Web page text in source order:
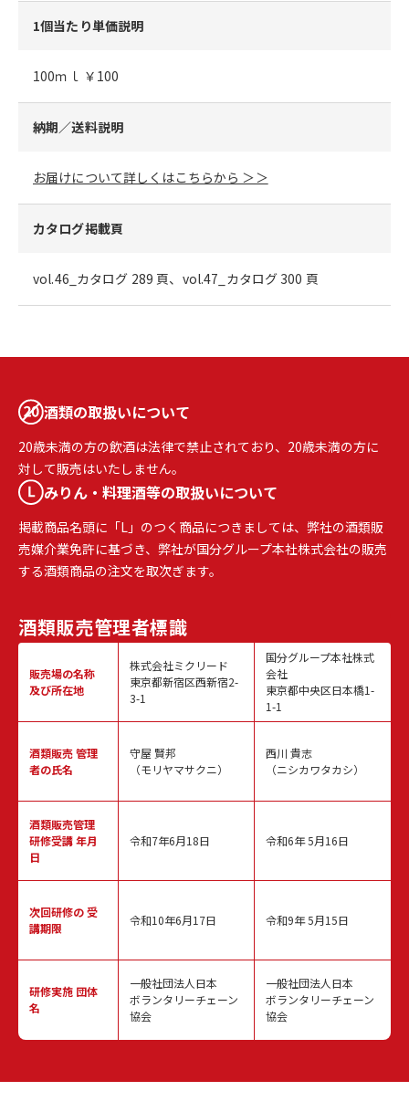
1個当たり単価説明
100ｍｌ ￥100
納期／送料説明
お届けについて詳しくはこちらから ＞＞
カタログ掲載頁
vol.46_カタログ 289 頁、vol.47_カタログ 300 頁
酒類の取扱いについて
20歳未満の方の飲酒は法律で禁止されており、20歳未満の方に
対して販売はいたしません。
みりん・料理酒等の取扱いについて
掲載商品名頭に「L」のつく商品につきましては、弊社の酒類販
売媒介業免許に基づき、弊社が国分グループ本社株式会社の販売
する酒類商品の注文を取次ぎます。
酒類販売管理者標識
販売場の名称
及び所在地
酒類販売管理
者の氏名
酒類販売管理
研修受講 年月
日
次回研修の受
講期限
研修実施 団体
名
株式会社ミクリード
東京都新宿区西新宿2-
3-1
守屋 賢邦
（モリヤマサクニ）
令和7年6月18日
令和10年6月17日
一般社団法人日本
ボランタリーチェーン
協会
国分グループ本社株式
会社
東京都中央区日本橋1-
1-1
西川 貴志
（ニシカワタカシ）
令和6年 5月16日
令和9年 5月15日
一般社団法人日本
ボランタリーチェーン
協会